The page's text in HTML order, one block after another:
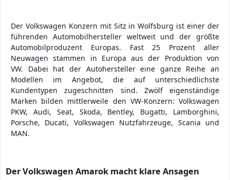
Der Volkswagen Konzern mit Sitz in Wolfsburg ist einer der
führenden Automobilhersteller weltweit und der größte
Automobilproduzent Europas. Fast 25 Prozent aller
Neuwagen stammen in Europa aus der Produktion von
VW. Dabei hat der Autohersteller eine ganze Reihe an
Modellen im Angebot, die auf unterschiedlichste
Kundentypen zugeschnitten sind. Zwölf eigenständige
Marken bilden mittlerweile den VW-Konzern: Volkswagen
PKW, Audi, Seat, Skoda, Bentley, Bugatti, Lamborghini,
Porsche, Ducati, Volkswagen Nutzfahrzeuge, Scania und
MAN.
Der Volkswagen Amarok macht klare Ansagen